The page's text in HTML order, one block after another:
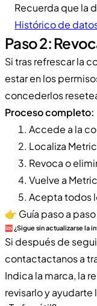
Recuerda que la
Histórico de
Paso 2:
Si tras refrescar la
estar en los
concederlos
Proceso completo:
Accede a la
Localiza
Revoca o
Vuelve a
Acepta todos
👉 Guía paso a
🆘 ¿Sigue sin actualizarse la
Si después de
contactactanos a
Indica la marca, la
revisarlo y